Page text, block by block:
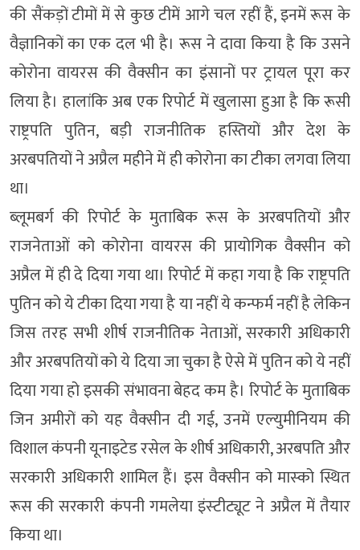
की सैंकड़ों टीमों में से कुछ टीमें आगे चल रहीं हैं, इनमें रूस के
वैज्ञानिकों का एक दल भी है। रूस ने दावा किया है कि उसने
कोरोना वायरस की वैक्‍सीन का इंसानों पर ट्रायल पूरा कर
लिया है। हालांकि अब एक रिपोर्ट में खुलासा हुआ है कि रूसी
राष्ट्रपति पुतिन, बड़ी राजनीतिक हस्तियों और देश के
अरबपतियों ने अप्रैल महीने में ही कोरोना का टीका लगवा लिया
था।
ब्‍लूमबर्ग की रिपोर्ट के मुताबिक रूस के अरबपतियों और
राजनेताओं को कोरोना वायरस की प्रायोगिक वैक्‍सीन को
अप्रैल में ही दे दिया गया था। रिपोर्ट में कहा गया है कि राष्ट्रपति
पुतिन को ये टीका दिया गया है या नहीं ये कन्फर्म नहीं है लेकिन
जिस तरह सभी शीर्ष राजनीतिक नेताओं, सरकारी अधिकारी
और अरबपतियों को ये दिया जा चुका है ऐसे में पुतिन को ये नहीं
दिया गया हो इसकी संभावना बेहद कम है। रिपोर्ट के मुताबिक
जिन अमीरों को यह वैक्‍सीन दी गई, उनमें एल्युमीनियम की
विशाल कंपनी यूनाइटेड रसेल के शीर्ष अधिकारी, अरबपति और
सरकारी अधिकारी शामिल हैं। इस वैक्‍सीन को मास्‍को स्थित
रूस की सरकारी कंपनी गमलेया इंस्‍टीट्यूट ने अप्रैल में तैयार
किया था।